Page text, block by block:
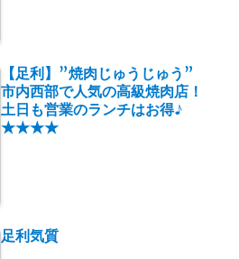
【足利】”焼肉じゅうじゅう”
市内西部で人気の高級焼肉店！
土日も営業のランチはお得♪
★★★★
足利気質